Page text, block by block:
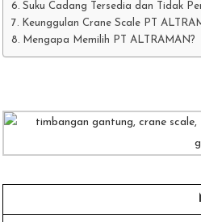
Suku Cadang Tersedia dan Tidak
Keunggulan Crane Scale PT
Mengapa Memilih PT ALTRAMAN?